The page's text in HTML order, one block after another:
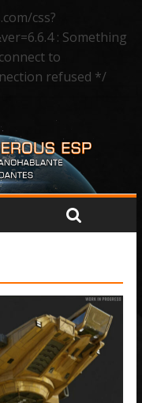
css?
: Something
to
refused */